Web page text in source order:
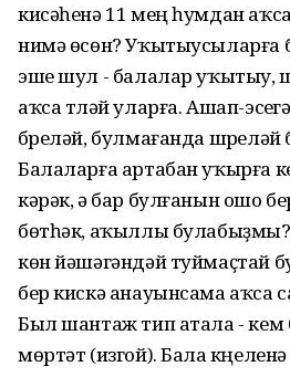
кисәһенә 11 мең һумдан
нимә өсөн? Уҡытыусыларға
эше шул - балалар уҡытыу,
аҡса түләй уларға. Ашап-
бүреләй, булмағанда
Балаларға артабан уҡырға
кәрәк, ә бар булғанын ошо
бөтһәк, аҡыллы
көн йәшәгәндәй туймаҫтай
бер кискә анауынсама аҡса
Был шантаж тип атала -
мөртәт (изгой). Бала